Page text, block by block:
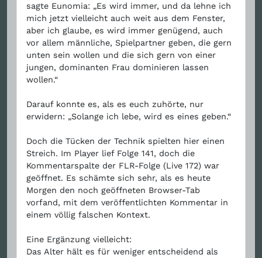
sagte Eunomia: „Es wird immer, und da lehne ich
mich jetzt vielleicht auch weit aus dem Fenster,
aber ich glaube, es wird immer genügend, auch
vor allem männliche, Spielpartner geben, die gern
unten sein wollen und die sich gern von einer
jungen, dominanten Frau dominieren lassen
wollen.“
Darauf konnte es, als es euch zuhörte, nur
erwidern: „Solange ich lebe, wird es eines geben.“
Doch die Tücken der Technik spielten hier einen
Streich. Im Player lief Folge 141, doch die
Kommentarspalte der FLR-Folge (Live 172) war
geöffnet. Es schämte sich sehr, als es heute
Morgen den noch geöffneten Browser-Tab
vorfand, mit dem veröffentlichten Kommentar in
einem völlig falschen Kontext.
Eine Ergänzung vielleicht:
Das Alter hält es für weniger entscheidend als